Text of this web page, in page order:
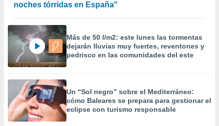
noches tórridas en España"
Más de 50 l/m2: este lunes las tormentas
dejarán lluvias muy fuertes, reventones y
pedrisco en las comunidades del este
Un “Sol negro” sobre el Mediterráneo:
cómo Baleares se prepara para gestionar el
eclipse con turismo responsable